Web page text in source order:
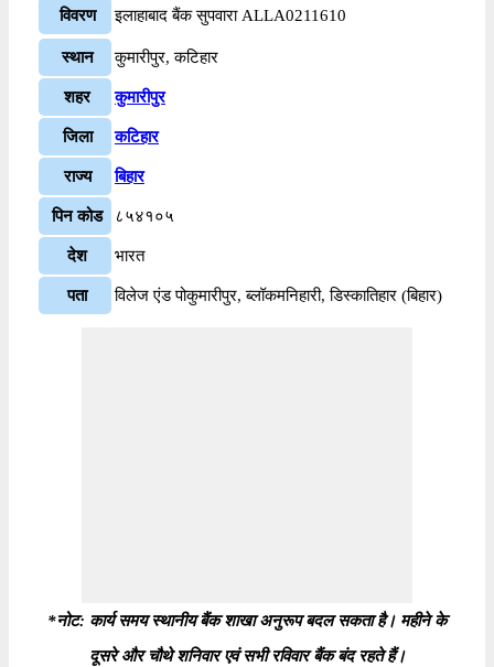
विवरण इलाहाबाद बैंक सुपवारा ALLA0211610
स्थान कुमारीपुर, कटिहार
शहर कुमारीपुर
जिला कटिहार
राज्य बिहार
पिन कोड ८५४१०५
देश भारत
पता विलेज एंड पोकुमारीपुर, ब्लॉकमनिहारी, डिस्कातिहार (बिहार)
*नोट: कार्य समय स्थानीय बैंक शाखा अनुरूप बदल सकता है। महीने के
दूसरे और चौथे शनिवार एवं सभी रविवार बैंक बंद रहते हैं।